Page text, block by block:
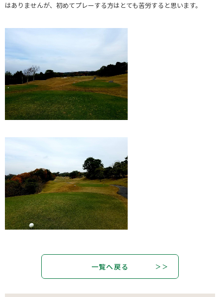
はありませんが、初めてプレーする方はとても苦労すると思います。
一覧へ戻る